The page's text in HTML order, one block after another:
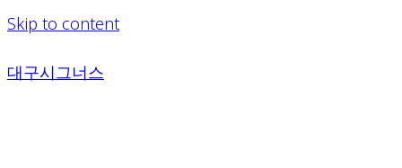
Skip to content
대구시그너스